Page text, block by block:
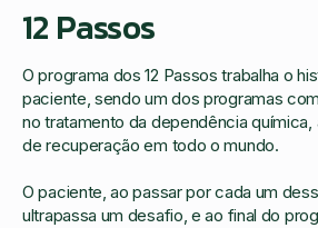
12 Passos
O programa dos 12 Passos trabalha o
paciente, sendo um dos programas
no tratamento da dependência
de recuperação em todo o mundo.
O paciente, ao passar por cada um
ultrapassa um desafio, e ao final do